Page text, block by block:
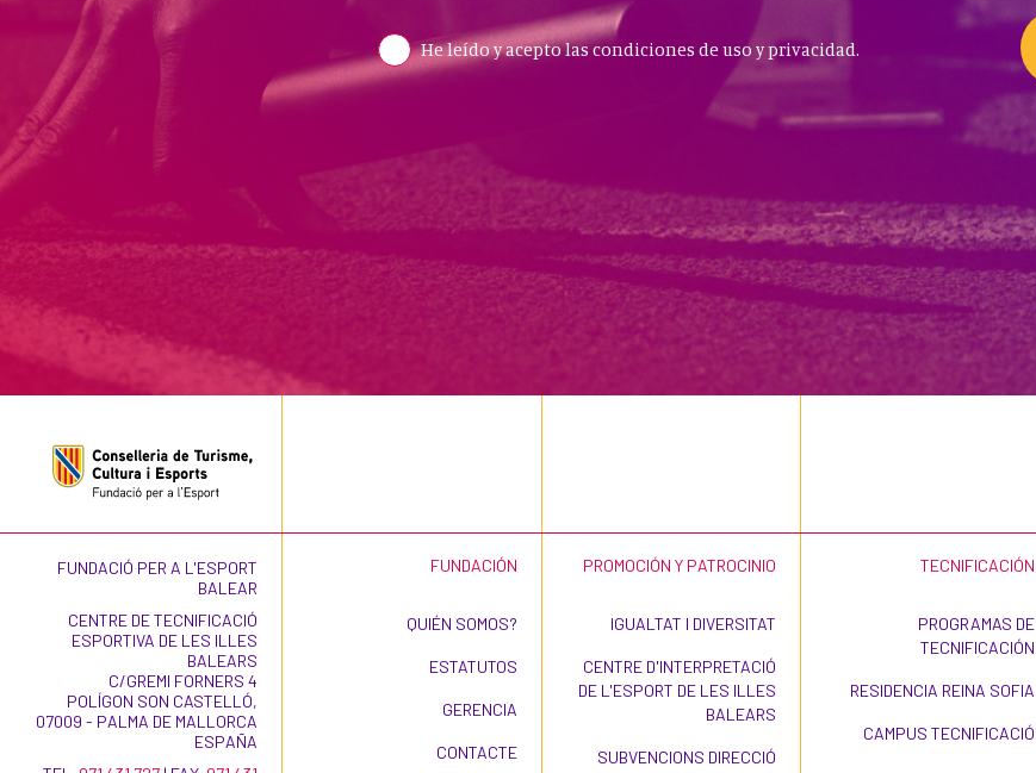
He leído y acepto las condiciones de uso y privacidad.
FUNDACIÓ PER A L'ESPORT
BALEAR
CENTRE DE TECNIFICACIÓ
ESPORTIVA DE LES ILLES
BALEARS
C/GREMI FORNERS 4
POLÍGON SON CASTELLÓ,
07009 - PALMA DE MALLORCA
ESPAÑA
FUNDACIÓN
QUIÉN SOMOS?
ESTATUTOS
GERENCIA
CONTACTE
PROMOCIÓN Y PATROCINIO
IGUALTAT I DIVERSITAT
CENTRE D'INTERPRETACIÓ
DE L'ESPORT DE LES ILLES
BALEARS
SUBVENCIONS DIRECCIÓ
TECNIFICACIÓN
PROGRAMAS DE
TECNIFICACIÓN
RESIDENCIA REINA SOFIA
CAMPUS TECNIFICACIÓ